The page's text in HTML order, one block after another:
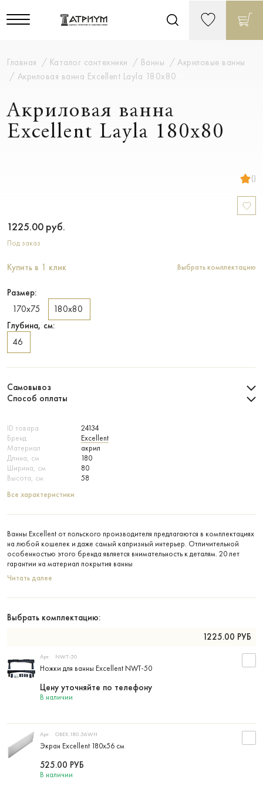
Главная Каталог сантехники Ванны
Акриловые ванны
Акриловая ванна Excellent Layla 180х80
Акриловая ванна
Excellent Layla 180х80
()
ID товара
24134
Бренд
Excellent
Материал
акрил
Длина, см
180
Ширина, см
80
Высота, см
58
Все характеристики
Ванны Excellent от польского производителя предлагаются в комплектациях
на любой кошелек и даже самый капризный интерьер. Отличительной
особенностью этого бренда является внимательность к деталям. 20 лет
гарантии на материал покрытия ванны
Читать далее
Выбрать комплектацию:
1225.00 РУБ
Ножки для ванны Excellent NWT-50
Арт: NWT-50
В наличии
Цену уточняйте по телефону
Экран Excellent 180х56 см
Арт: OBEX.180.56WH
В наличии
525.00 РУБ
1225.00 руб.
Под заказ
Купить в 1 клик Выбрать комплектацию
Размер:
170х75
180х80
Глубина, см:
46
Самовывоз
Способ оплаты